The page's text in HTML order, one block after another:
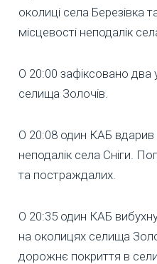
околиці села Березівка
місцевості неподалік
О 20:00 зафіксовано
селища Золочів.
О 20:08 один КАБ вдарив
неподалік села Сніги.
та постраждалих.
О 20:35 один КАБ
на околицях селища
дорожнє покриття в